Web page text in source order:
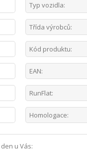
Typ vozidla:
Třída výrobců:
Kód produktu:
EAN:
RunFlat:
Homologace:
u Vás: